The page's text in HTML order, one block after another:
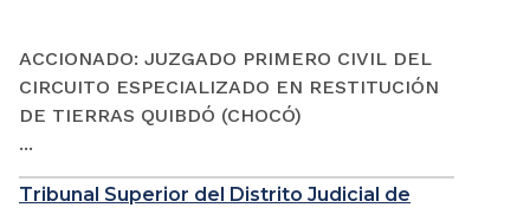
ACCIONADO: JUZGADO PRIMERO CIVIL DEL
CIRCUITO ESPECIALIZADO EN RESTITUCIÓN
DE TIERRAS QUIBDÓ (CHOCÓ)
...
Tribunal Superior del Distrito Judicial de